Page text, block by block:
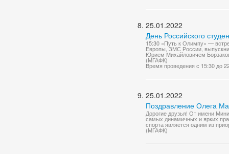
25.01.2022
День Российского
15:30 «Путь к Олимпу» —
Европы, ЗМС России,
Юрием Михайловичем
(МГАФК)
Время проведения с 15:30 до
25.01.2022
Поздравление Олега
Дорогие друзья! От имени
самых динамичных и ярких
спорта является одним из
(МГАФК)